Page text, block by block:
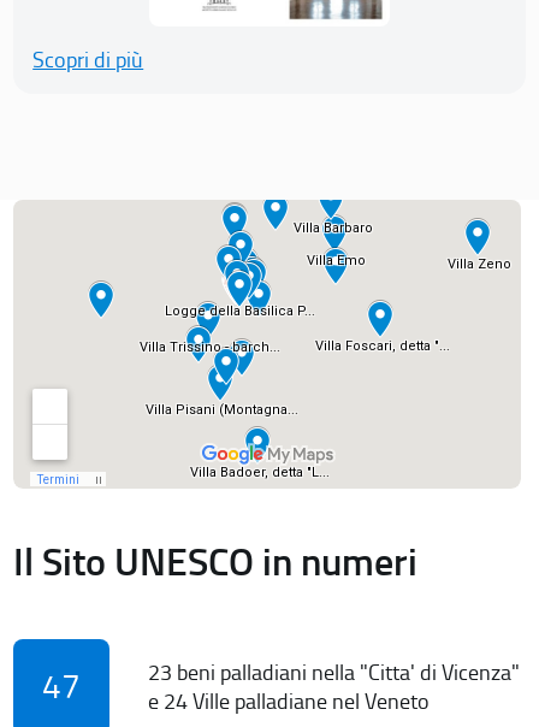
Scopri di più
Il Sito UNESCO in numeri
47
23 beni palladiani nella "Citta' di Vicenza"
e 24 Ville palladiane nel Veneto